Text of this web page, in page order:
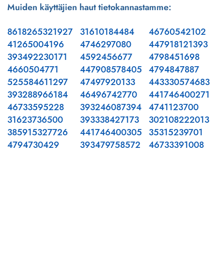
Muiden käyttäjien haut tietokannastamme:
8618265321927
41265004196
393492230171
4660504771
525584611297
393288966184
46733595228
31623736500
385915327726
4794730429
31610184484
4746297080
4592456677
447908578405
47497920133
46496742770
393246087394
393338427173
441746400305
393479758572
46760542102
447918121393
4798451698
4794847887
443330574683
441746400271
4741123700
302108222013
35315239701
46733391008